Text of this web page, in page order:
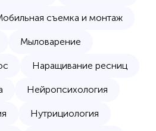
съемка и монтаж
Мыловарение
Наращивание ресниц
Нейропсихология
Нутрициология